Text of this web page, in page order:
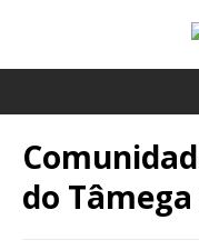
do Tâmega